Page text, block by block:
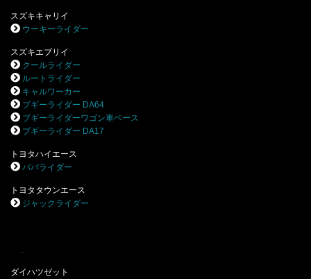
スズキキャリイ
ウーキーライダー
スズキエブリイ
クールライダー
ルートライダー
キャルワーカー
ブギーライダー DA64
ブギーライダーワゴン車ベース
ブギーライダー DA17
トヨタハイエース
パパライダー
トヨタタウンエース
ジャックライダー
ダイハツゼット